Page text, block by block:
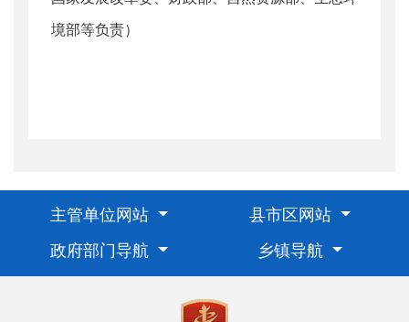
境部等负责）
主管单位网站
县市区网站
政府部门导航
乡镇导航